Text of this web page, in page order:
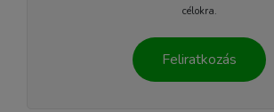
célokra.
Feliratkozás